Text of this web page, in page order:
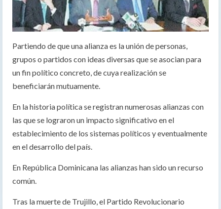
Partiendo de que una alianza es la unión de personas,
grupos o partidos con ideas diversas que se asocian para
un fin político concreto, de cuya realización se
beneficiarán mutuamente.
En la historia política se registran numerosas alianzas con
las que se lograron un impacto significativo en el
establecimiento de los sistemas políticos y eventualmente
en el desarrollo del país.
En República Dominicana las alianzas han sido un recurso
común.
Tras la muerte de Trujillo, el Partido Revolucionario